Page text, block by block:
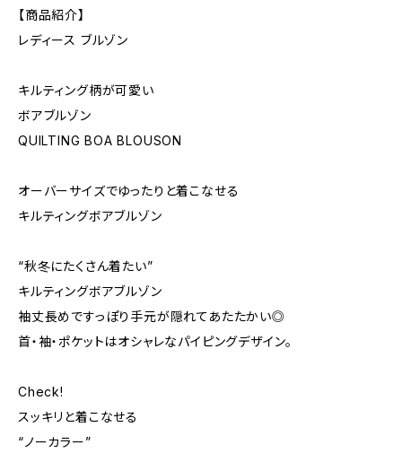
【商品紹介】
レディース ブルゾン
キルティング柄が可愛い
ボアブルゾン
QUILTING BOA BLOUSON
オーバーサイズでゆったりと着こなせる
キルティングボアブルゾン
“秋冬にたくさん着たい”
キルティングボアブルゾン
袖丈長めですっぽり手元が隠れてあたたかい◎
首・袖・ポケットはオシャレなパイピングデザイン。
Check!
スッキリと着こなせる
“ノーカラー”